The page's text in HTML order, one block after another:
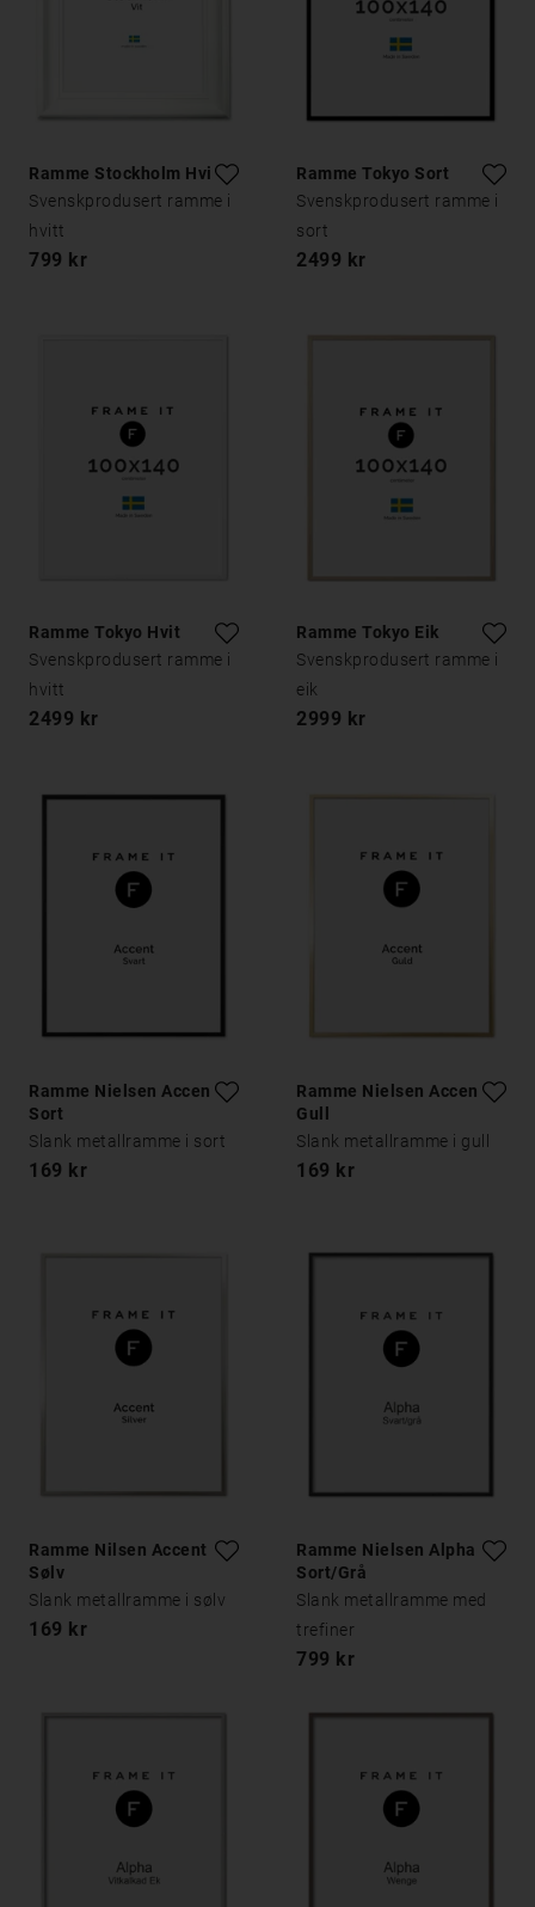
Ramme Stockholm Hvit
Svenskprodusert ramme i
hvitt
799 kr
Ramme Tokyo Sort
Svenskprodusert ramme i
sort
2499 kr
Ramme Tokyo Hvit
Svenskprodusert ramme i
hvitt
2499 kr
Ramme Tokyo Eik
Svenskprodusert ramme i
eik
2999 kr
Ramme Nielsen Accent
Sort
Slank metallramme i sort
169 kr
Ramme Nielsen Accent
Gull
Slank metallramme i gull
169 kr
Ramme Nilsen Accent
Sølv
Slank metallramme i sølv
169 kr
Ramme Nielsen Alpha
Sort/Grå
Slank metallramme med
trefiner
799 kr